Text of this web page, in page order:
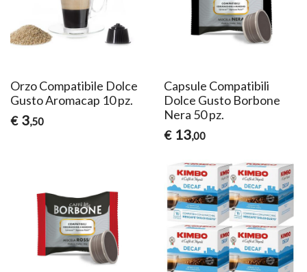
Orzo Compatibile Dolce
Gusto Aromacap 10 pz.
€ 3,50
Capsule Compatibili
Dolce Gusto Borbone
Nera 50 pz.
€ 13,00